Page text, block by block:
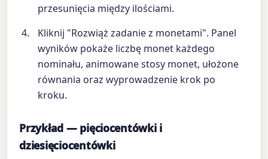
przesunięcia między ilościami.
Kliknij "Rozwiąż zadanie z monetami". Panel
wyników pokaże liczbę monet każdego
nominału, animowane stosy monet, ułożone
równania oraz wyprowadzenie krok po
kroku.
Przykład — pięciocentówki i
dziesięciocentówki